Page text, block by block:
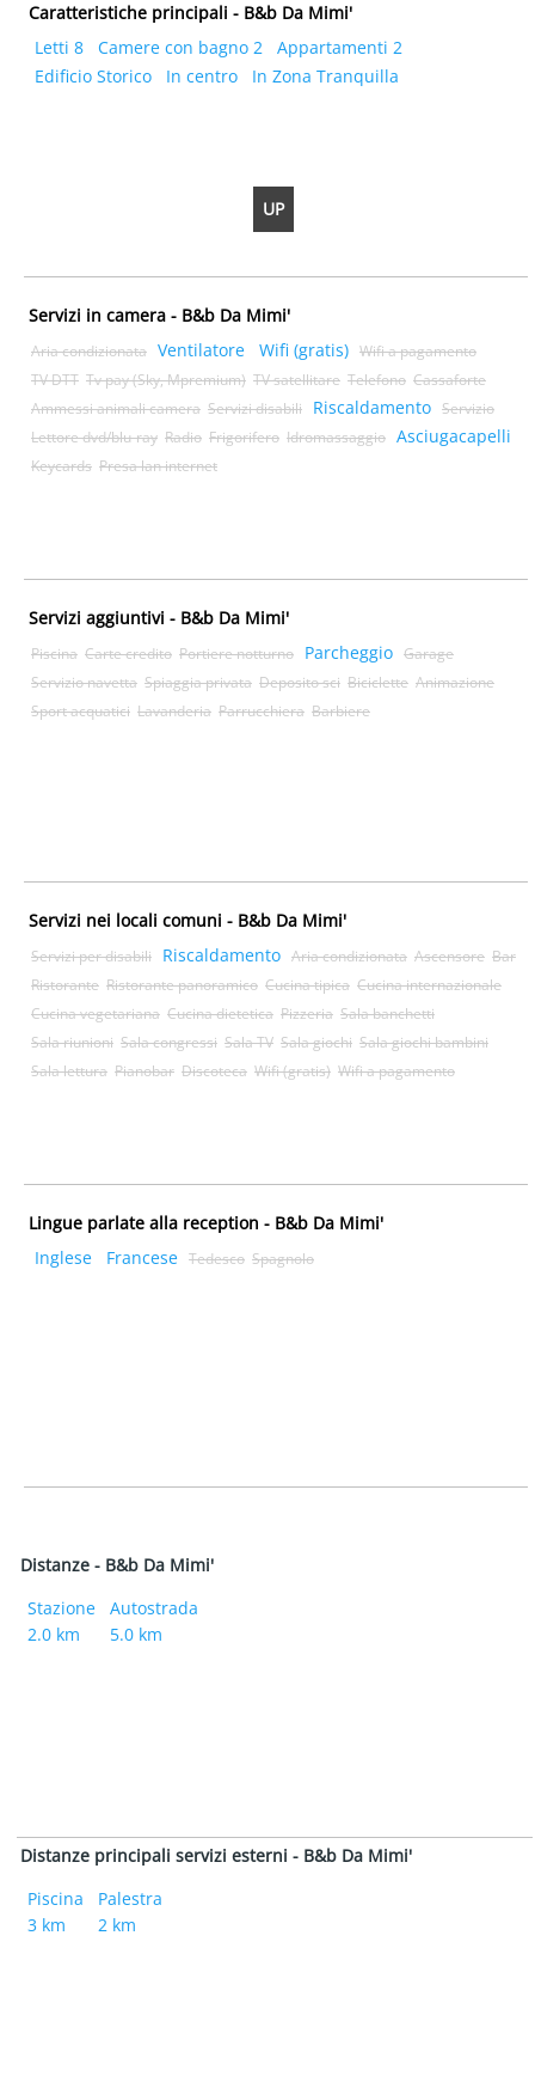
UP
Caratteristiche principali - B&b Da Mimi'
Letti 8
Camere con bagno 2
Appartamenti 2
Edificio Storico
In centro In Zona Tranquilla
Servizi in camera - B&b Da Mimi'
Aria condizionata Ventilatore Wifi (gratis) Wifi a pagamento
TV DTT Tv pay (Sky, Mpremium) TV satellitare Telefono Cassaforte
Ammessi animali camera Servizi disabili Riscaldamento Servizio
Lettore dvd/blu-ray Radio Frigorifero Idromassaggio Asciugacapelli
Keycards Presa lan internet
Servizi aggiuntivi - B&b Da Mimi'
Piscina Carte credito Portiere notturno Parcheggio Garage
Servizio navetta Spiaggia privata Deposito sci Biciclette Animazione
Sport acquatici Lavanderia Parrucchiera Barbiere
Servizi nei locali comuni - B&b Da Mimi'
Servizi per disabili Riscaldamento Aria condizionata Ascensore Bar
Ristorante Ristorante panoramico Cucina tipica Cucina internazionale
Cucina vegetariana Cucina dietetica Pizzeria Sala banchetti
Sala riunioni Sala congressi Sala TV Sala giochi Sala giochi bambini
Sala lettura Pianobar Discoteca Wifi (gratis) Wifi a pagamento
Lingue parlate alla reception - B&b Da Mimi'
Inglese
Francese Tedesco Spagnolo
Distanze - B&b Da Mimi'
Stazione
2.0 km
Autostrada
5.0 km
Distanze principali servizi esterni - B&b Da Mimi'
Piscina
3 km
Palestra
2 km